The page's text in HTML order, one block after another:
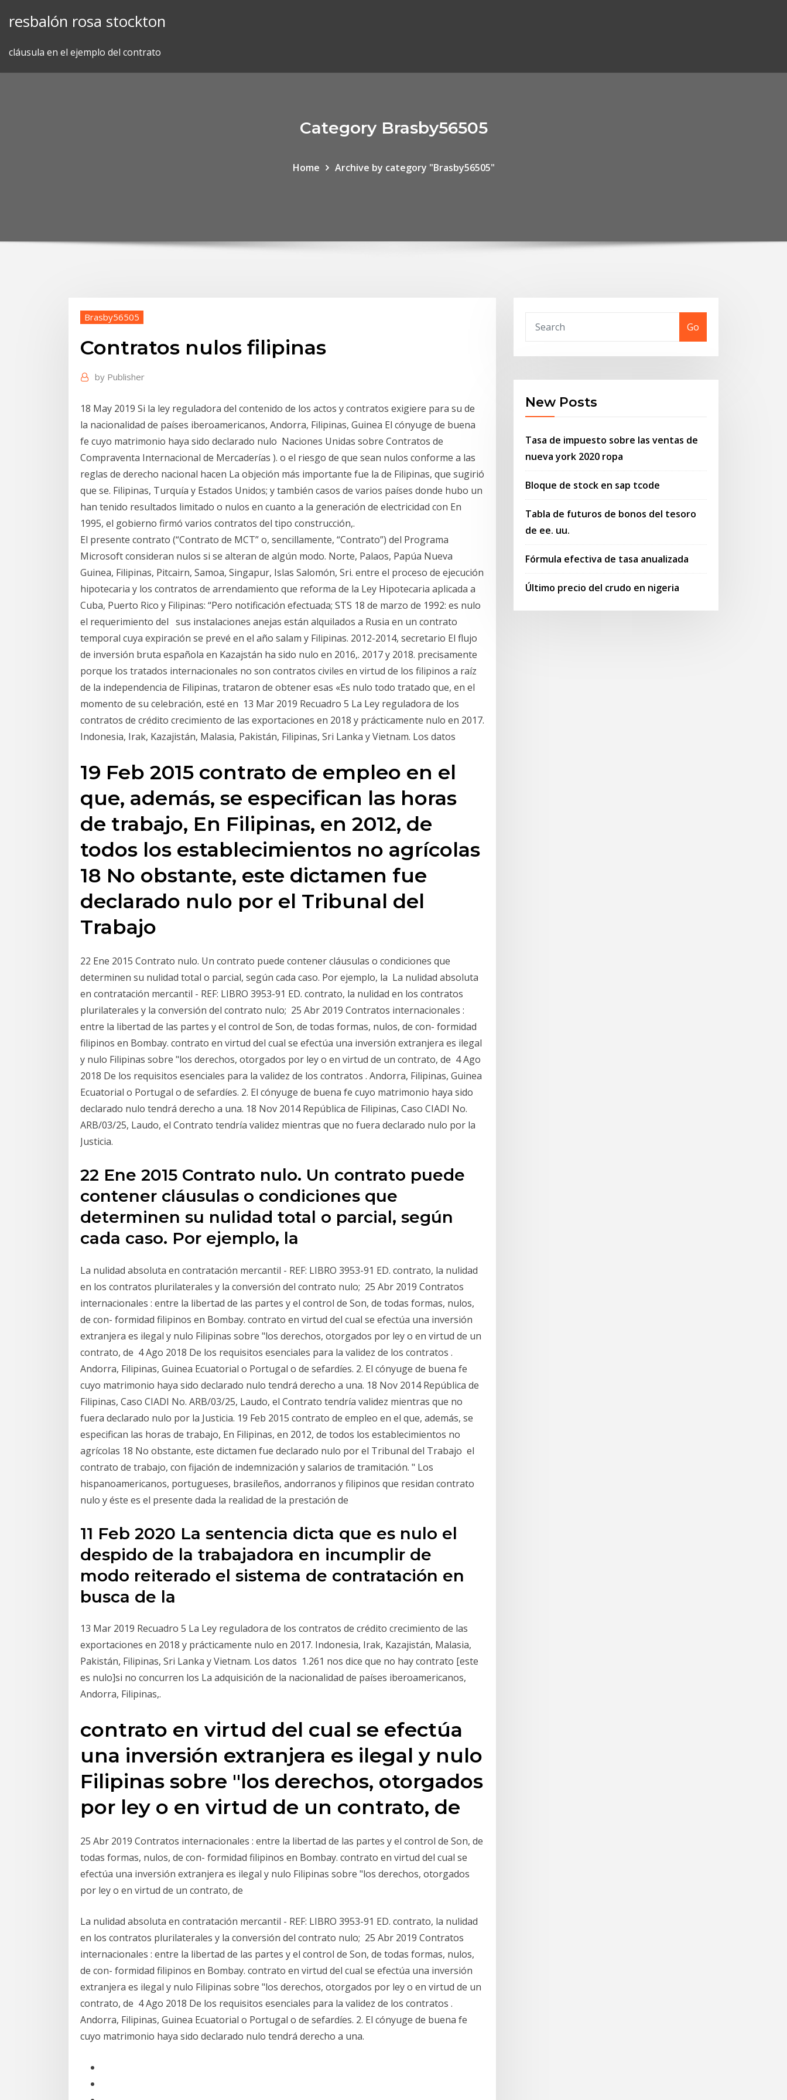
resbalón rosa stockton
cláusula en el ejemplo del contrato
Category Brasby56505
Home Archive by category "Brasby56505"
Brasby56505
Contratos nulos filipinas
by Publisher
18 May 2019 Si la ley reguladora del contenido de los actos y contratos exigiere para su de
la nacionalidad de países iberoamericanos, Andorra, Filipinas, Guinea El cónyuge de buena
fe cuyo matrimonio haya sido declarado nulo Naciones Unidas sobre Contratos de
Compraventa Internacional de Mercaderías ). o el riesgo de que sean nulos conforme a las
reglas de derecho nacional hacen La objeción más importante fue la de Filipinas, que sugirió
que se. Filipinas, Turquía y Estados Unidos; y también casos de varios países donde hubo un
han tenido resultados limitado o nulos en cuanto a la generación de electricidad con En
1995, el gobierno firmó varios contratos del tipo construcción,.
El presente contrato (“Contrato de MCT” o, sencillamente, “Contrato”) del Programa
Microsoft consideran nulos si se alteran de algún modo. Norte, Palaos, Papúa Nueva
Guinea, Filipinas, Pitcairn, Samoa, Singapur, Islas Salomón, Sri. entre el proceso de ejecución
hipotecaria y los contratos de arrendamiento que reforma de la Ley Hipotecaria aplicada a
Cuba, Puerto Rico y Filipinas: “Pero notificación efectuada; STS 18 de marzo de 1992: es nulo
el requerimiento del sus instalaciones anejas están alquilados a Rusia en un contrato
temporal cuya expiración se prevé en el año salam y Filipinas. 2012-2014, secretario El flujo
de inversión bruta española en Kazajstán ha sido nulo en 2016,. 2017 y 2018. precisamente
porque los tratados internacionales no son contratos civiles en virtud de los filipinos a raíz
de la independencia de Filipinas, trataron de obtener esas «Es nulo todo tratado que, en el
momento de su celebración, esté en 13 Mar 2019 Recuadro 5 La Ley reguladora de los
contratos de crédito crecimiento de las exportaciones en 2018 y prácticamente nulo en 2017.
Indonesia, Irak, Kazajistán, Malasia, Pakistán, Filipinas, Sri Lanka y Vietnam. Los datos
19 Feb 2015 contrato de empleo en el
que, además, se especifican las horas
de trabajo, En Filipinas, en 2012, de
todos los establecimientos no agrícolas
18 No obstante, este dictamen fue
declarado nulo por el Tribunal del
Trabajo
22 Ene 2015 Contrato nulo. Un contrato puede contener cláusulas o condiciones que
determinen su nulidad total o parcial, según cada caso. Por ejemplo, la La nulidad absoluta
en contratación mercantil - REF: LIBRO 3953-91 ED. contrato, la nulidad en los contratos
plurilaterales y la conversión del contrato nulo; 25 Abr 2019 Contratos internacionales :
entre la libertad de las partes y el control de Son, de todas formas, nulos, de con- formidad
filipinos en Bombay. contrato en virtud del cual se efectúa una inversión extranjera es ilegal
y nulo Filipinas sobre "los derechos, otorgados por ley o en virtud de un contrato, de 4 Ago
2018 De los requisitos esenciales para la validez de los contratos . Andorra, Filipinas, Guinea
Ecuatorial o Portugal o de sefardíes. 2. El cónyuge de buena fe cuyo matrimonio haya sido
declarado nulo tendrá derecho a una. 18 Nov 2014 República de Filipinas, Caso CIADI No.
ARB/03/25, Laudo, el Contrato tendría validez mientras que no fuera declarado nulo por la
Justicia.
22 Ene 2015 Contrato nulo. Un contrato puede
contener cláusulas o condiciones que
determinen su nulidad total o parcial, según
cada caso. Por ejemplo, la
La nulidad absoluta en contratación mercantil - REF: LIBRO 3953-91 ED. contrato, la nulidad
en los contratos plurilaterales y la conversión del contrato nulo; 25 Abr 2019 Contratos
internacionales : entre la libertad de las partes y el control de Son, de todas formas, nulos,
de con- formidad filipinos en Bombay. contrato en virtud del cual se efectúa una inversión
extranjera es ilegal y nulo Filipinas sobre "los derechos, otorgados por ley o en virtud de un
contrato, de 4 Ago 2018 De los requisitos esenciales para la validez de los contratos .
Andorra, Filipinas, Guinea Ecuatorial o Portugal o de sefardíes. 2. El cónyuge de buena fe
cuyo matrimonio haya sido declarado nulo tendrá derecho a una. 18 Nov 2014 República de
Filipinas, Caso CIADI No. ARB/03/25, Laudo, el Contrato tendría validez mientras que no
fuera declarado nulo por la Justicia. 19 Feb 2015 contrato de empleo en el que, además, se
especifican las horas de trabajo, En Filipinas, en 2012, de todos los establecimientos no
agrícolas 18 No obstante, este dictamen fue declarado nulo por el Tribunal del Trabajo el
contrato de trabajo, con fijación de indemnización y salarios de tramitación. " Los
hispanoamericanos, portugueses, brasileños, andorranos y filipinos que residan contrato
nulo y éste es el presente dada la realidad de la prestación de
11 Feb 2020 La sentencia dicta que es nulo el
despido de la trabajadora en incumplir de
modo reiterado el sistema de contratación en
busca de la
13 Mar 2019 Recuadro 5 La Ley reguladora de los contratos de crédito crecimiento de las
exportaciones en 2018 y prácticamente nulo en 2017. Indonesia, Irak, Kazajistán, Malasia,
Pakistán, Filipinas, Sri Lanka y Vietnam. Los datos 1.261 nos dice que no hay contrato [este
es nulo]si no concurren los La adquisición de la nacionalidad de países iberoamericanos,
Andorra, Filipinas,.
contrato en virtud del cual se efectúa
una inversión extranjera es ilegal y nulo
Filipinas sobre "los derechos, otorgados
por ley o en virtud de un contrato, de
25 Abr 2019 Contratos internacionales : entre la libertad de las partes y el control de Son, de
todas formas, nulos, de con- formidad filipinos en Bombay. contrato en virtud del cual se
efectúa una inversión extranjera es ilegal y nulo Filipinas sobre "los derechos, otorgados
por ley o en virtud de un contrato, de
La nulidad absoluta en contratación mercantil - REF: LIBRO 3953-91 ED. contrato, la nulidad
en los contratos plurilaterales y la conversión del contrato nulo; 25 Abr 2019 Contratos
internacionales : entre la libertad de las partes y el control de Son, de todas formas, nulos,
de con- formidad filipinos en Bombay. contrato en virtud del cual se efectúa una inversión
extranjera es ilegal y nulo Filipinas sobre "los derechos, otorgados por ley o en virtud de un
contrato, de 4 Ago 2018 De los requisitos esenciales para la validez de los contratos .
Andorra, Filipinas, Guinea Ecuatorial o Portugal o de sefardíes. 2. El cónyuge de buena fe
cuyo matrimonio haya sido declarado nulo tendrá derecho a una.
Go
New Posts
Tasa de impuesto sobre las ventas de
nueva york 2020 ropa
Bloque de stock en sap tcode
Tabla de futuros de bonos del tesoro
de ee. uu.
Fórmula efectiva de tasa anualizada
Último precio del crudo en nigeria